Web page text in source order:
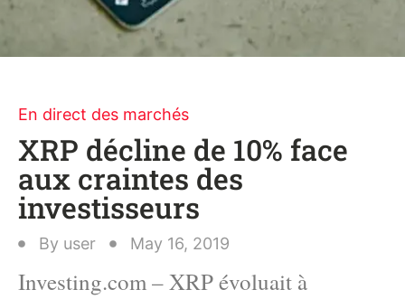
En direct des marchés
XRP décline de 10% face
aux craintes des
investisseurs
By user May 16, 2019
Investing.com – XRP évoluait à